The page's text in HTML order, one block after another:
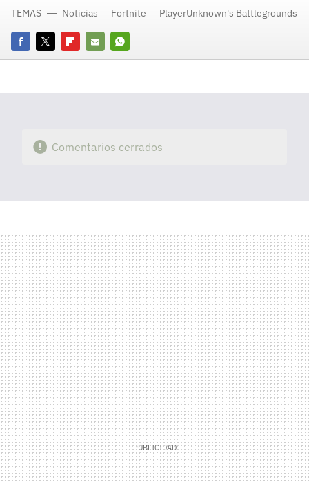
FacebookTwitterFlipboard
E-
Whatsapp
TEMAS Noticias Fortnite PlayerUnknown's Battlegrounds
Comentarios cerrados